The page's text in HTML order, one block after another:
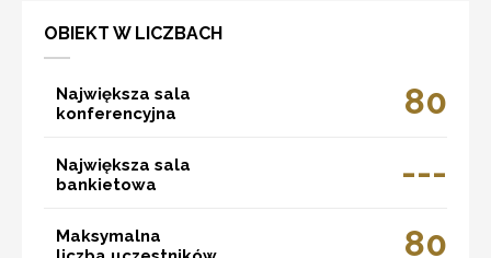
OBIEKT W LICZBACH
Największa sala
konferencyjna
80
Największa sala
bankietowa
---
Maksymalna
80